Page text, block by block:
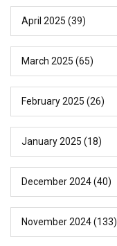
April 2025 (39)
March 2025 (65)
February 2025 (26)
January 2025 (18)
December 2024(40)
November 2024(133)